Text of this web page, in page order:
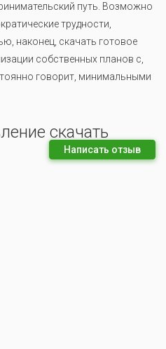
путь. Возможно
трудности,
наконец, скачать готовое
собственных планов с,
говорит, минимальными
скачать
Написать отзыв